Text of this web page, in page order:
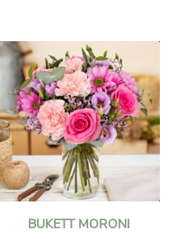
BUKETT MORONI